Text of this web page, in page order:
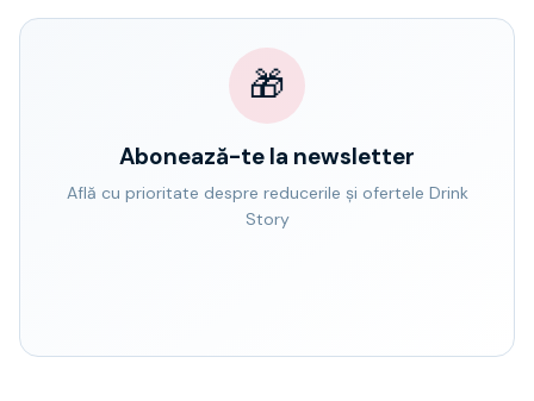
🎁
Abonează-te la newsletter
Află cu prioritate despre reducerile și ofertele Drink
Story